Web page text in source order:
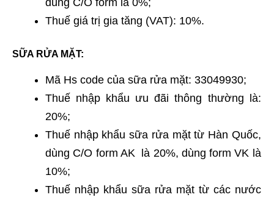
dùng C/O form là 0%;
Thuế giá trị gia tăng (VAT): 10%.
SỮA RỬA MẶT:
Mã Hs code của sữa rửa mặt: 33049930;
Thuế nhập khẩu ưu đãi thông thường là:
20%;
Thuế nhập khẩu sữa rửa mặt từ Hàn Quốc,
dùng C/O form AK là 20%, dùng form VK là
10%;
Thuế nhập khẩu sữa rửa mặt từ các nước